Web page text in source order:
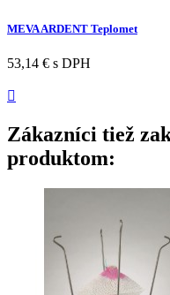
MEVA ARDENT Teplomet
53,14 € s DPH

Zákazníci tiež
produktom: